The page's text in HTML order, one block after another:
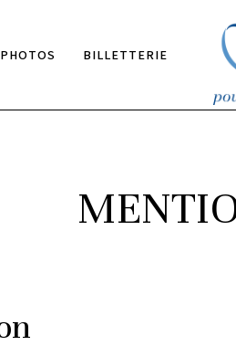
PHOTOS BILLETTERIE